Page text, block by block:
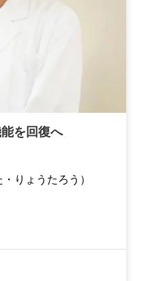
を回復へ
りょうたろう）